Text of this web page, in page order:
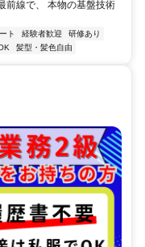
前線で、 本物の基盤技術
ト 経験者歓迎
研修あり
髪型・髪色自由